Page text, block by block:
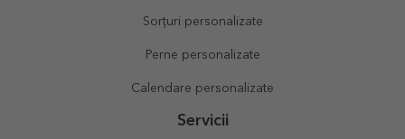
Sorțuri personalizate
Perne personalizate
Calendare personalizate
Servicii